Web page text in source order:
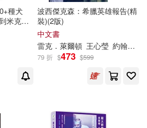
夫·加爾法(5)
尼(5)
版社(16)
(16) 野人(16)
コスパ(15)
種犬
米克
可愛的
波西傑克森：希臘英雄報告(精
裝)(2版)
中文書
雷克．萊爾頓 王心瑩 約翰．洛可（John Rocco）
79 折 $473 $599